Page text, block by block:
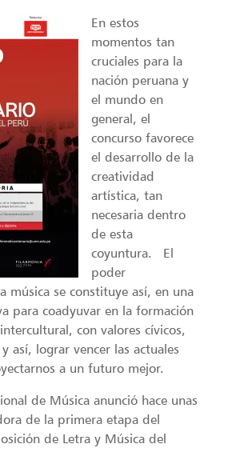
En estos
momentos tan
cruciales para la
nación peruana y
el mundo en
general, el
concurso favorece
el desarrollo de la
creatividad
artística, tan
necesaria dentro
de esta
coyuntura. El
poder
música se constituye así, en una
para coadyuvar en la formación
con valores cívicos,
así, lograr vencer las actuales
a un futuro mejor.
de Música anunció hace unas
de la primera etapa del
de Letra y Música del